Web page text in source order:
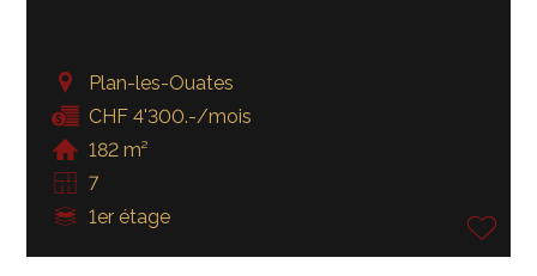
Plan-les-Ouates
CHF 4'300.-/mois
182 m²
7
1er étage